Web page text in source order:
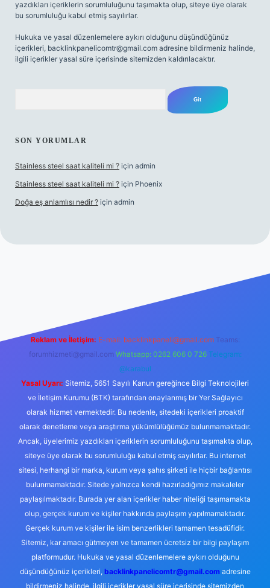
yazdıkları içeriklerin sorumluluğunu taşımakta olup, siteye üye olarak
bu sorumluluğu kabul etmiş sayılırlar.
Hukuka ve yasal düzenlemelere aykırı olduğunu düşündüğünüz
içerikleri, backlinkpanelicomtr@gmail.com adresine bildirmeniz halinde,
ilgili içerikler yasal süre içerisinde sitemizden kaldırılacaktır.
SON YORUMLAR
Stainless steel saat kaliteli mi ? için admin
Stainless steel saat kaliteli mi ? için Phoenix
Doğa eş anlamlısı nedir ? için admin
Reklam ve İletişim: E-mail: backlinkpaneli@gmail.com Teams:
forumhizmeti@gmail.com Whatsapp: 0262 606 0 726 Telegram:
@karabul
Yasal Uyarı: Sitemiz, 5651 Sayılı Kanun gereğince Bilgi Teknolojileri
ve İletişim Kurumu (BTK) tarafından onaylanmış bir Yer Sağlayıcı
olarak hizmet vermektedir. Bu nedenle, sitedeki içerikleri proaktif
olarak denetleme veya araştırma yükümlülüğümüz bulunmamaktadır.
Ancak, üyelerimiz yazdıkları içeriklerin sorumluluğunu taşımakta olup,
siteye üye olarak bu sorumluluğu kabul etmiş sayılırlar. Bu internet
sitesi, herhangi bir marka, kurum veya şahıs şirketi ile hiçbir bağlantısı
bulunmamaktadır. Sitede yalnızca kendi hazırladığımız makaleler
paylaşılmaktadır. Burada yer alan içerikler haber niteliği taşımamakta
olup, gerçek kurum ve kişiler hakkında paylaşım yapılmamaktadır.
Gerçek kurum ve kişiler ile isim benzerlikleri tamamen tesadüfidir.
Sitemiz, kar amacı gütmeyen ve tamamen ücretsiz bir bilgi paylaşım
platformudur. Hukuka ve yasal düzenlemelere aykırı olduğunu
düşündüğünüz içerikleri, backlinkpanelicomtr@gmail.comadresine
bildirmeniz halinde, ilgili içerikler yasal süre içerisinde sitemizden